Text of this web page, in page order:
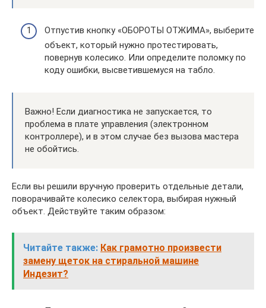
Отпустив кнопку «ОБОРОТЫ ОТЖИМА», выберите
объект, который нужно протестировать,
повернув колесико. Или определите поломку по
коду ошибки, высветившемуся на табло.
Важно! Если диагностика не запускается, то
проблема в плате управления (электронном
контроллере), и в этом случае без вызова мастера
не обойтись.
Если вы решили вручную проверить отдельные детали,
поворачивайте колесико селектора, выбирая нужный
объект. Действуйте таким образом:
Читайте также: Как грамотно произвести
замену щеток на стиральной машине
Индезит?